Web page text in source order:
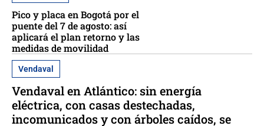
Pico y placa en Bogotá por el
puente del 7 de agosto: así
aplicará el plan retorno y las
medidas de movilidad
Vendaval
Vendaval en Atlántico: sin energía
eléctrica, con casas destechadas,
incomunicados y con árboles caídos, se